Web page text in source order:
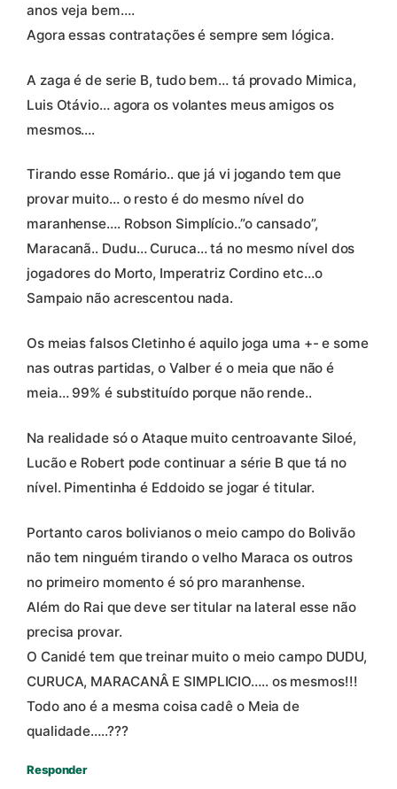
anos veja bem….
Agora essas contratações é sempre sem lógica.
A zaga é de serie B, tudo bem… tá provado Mimica,
Luis Otávio… agora os volantes meus amigos os
mesmos….
Tirando esse Romário.. que já vi jogando tem que
provar muito… o resto é do mesmo nível do
maranhense…. Robson Simplício..”o cansado”,
Maracanã.. Dudu… Curuca… tá no mesmo nível dos
jogadores do Morto, Imperatriz Cordino etc…o
Sampaio não acrescentou nada.
Os meias falsos Cletinho é aquilo joga uma +- e some
nas outras partidas, o Valber é o meia que não é
meia… 99% é substituído porque não rende..
Na realidade só o Ataque muito centroavante Siloé,
Lucão e Robert pode continuar a série B que tá no
nível. Pimentinha é Eddoido se jogar é titular.
Portanto caros bolivianos o meio campo do Bolivão
não tem ninguém tirando o velho Maraca os outros
no primeiro momento é só pro maranhense.
Além do Rai que deve ser titular na lateral esse não
precisa provar.
O Canidé tem que treinar muito o meio campo DUDU,
CURUCA, MARACANÂ E SIMPLICIO….. os mesmos!!!
Todo ano é a mesma coisa cadê o Meia de
qualidade…..???
Responder